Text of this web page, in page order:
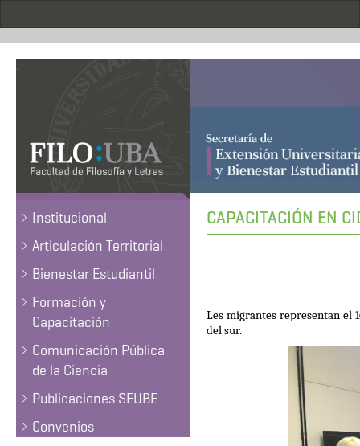
.
Institucional
Articulación Territorial
Bienestar Estudiantil
Formación y
Capacitación
Comunicación Pública
de la Ciencia
Publicaciones SEUBE
Convenios
CAPACITACIÓN EN
Les migrantes representan el
del sur.